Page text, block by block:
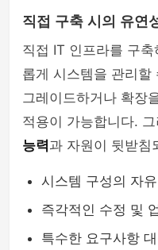
직접 구축 시의 유연
직접 IT 인프라를 구
롭게 시스템을 관리할
그레이드하거나 확장
적용이 가능합니다.
능력과 자원이 뒷받침
시스템 구성의 자유
즉각적인 수정 및
특수한 요구사항